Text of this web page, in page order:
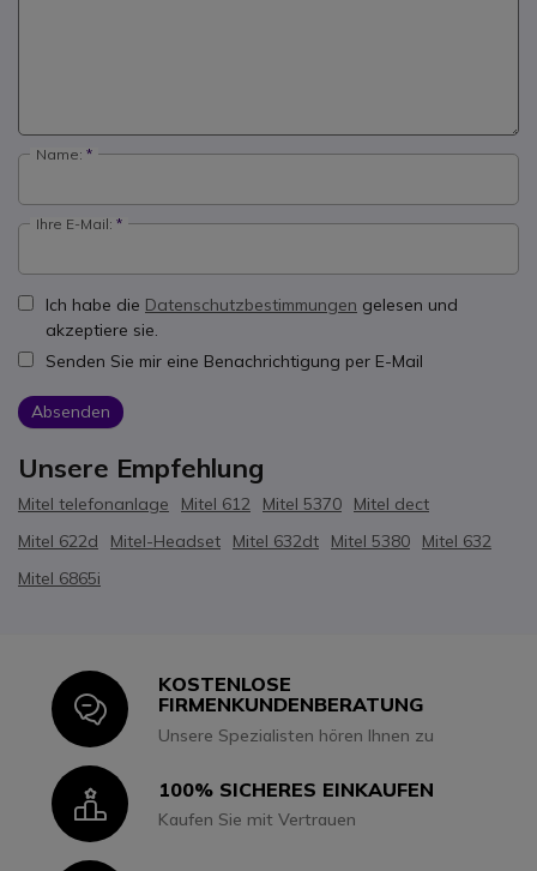
Name:
Ihre E-Mail:
Ich habe die Datenschutzbestimmungen gelesen und
akzeptiere sie.
Senden Sie mir eine Benachrichtigung per E-Mail
Absenden
Unsere Empfehlung
Mitel telefonanlage Mitel 612 Mitel 5370
Mitel dect
Mitel 622d
Mitel-Headset Mitel 632dt Mitel 5380
Mitel 632
Mitel 6865i
Icon
KOSTENLOSE
FIRMENKUNDENBERATUNG
Unsere Spezialisten hören Ihnen zu
Icon100% SICHERES EINKAUFEN
Kaufen Sie mit Vertrauen